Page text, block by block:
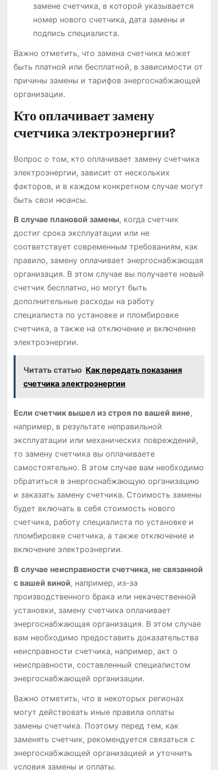
замене счетчика, в которой указывается
номер нового счетчика, дата замены и
подпись специалиста.
Важно отметить, что замена счетчика может
быть платной или бесплатной, в зависимости от
причины замены и тарифов энергоснабжающей
организации.
Кто оплачивает замену
счетчика электроэнергии?
Вопрос о том, кто оплачивает замену счетчика
электроэнергии, зависит от нескольких
факторов, и в каждом конкретном случае могут
быть свои нюансы.
В случае плановой замены, когда счетчик
достиг срока эксплуатации или не
соответствует современным требованиям, как
правило, замену оплачивает энергоснабжающая
организация. В этом случае вы получаете новый
счетчик бесплатно, но могут быть
дополнительные расходы на работу
специалиста по установке и пломбировке
счетчика, а также на отключение и включение
электроэнергии.
Читать статью Как передать показания
счетчика электроэнергии
Если счетчик вышел из строя по вашей вине,
например, в результате неправильной
эксплуатации или механических повреждений,
то замену счетчика вы оплачиваете
самостоятельно. В этом случае вам необходимо
обратиться в энергоснабжающую организацию
и заказать замену счетчика. Стоимость замены
будет включать в себя стоимость нового
счетчика, работу специалиста по установке и
пломбировке счетчика, а также отключение и
включение электроэнергии.
В случае неисправности счетчика, не связанной
с вашей виной, например, из-за
производственного брака или некачественной
установки, замену счетчика оплачивает
энергоснабжающая организация. В этом случае
вам необходимо предоставить доказательства
неисправности счетчика, например, акт о
неисправности, составленный специалистом
энергоснабжающей организации.
Важно отметить, что в некоторых регионах
могут действовать иные правила оплаты
замены счетчика. Поэтому перед тем, как
заменять счетчик, рекомендуется связаться с
энергоснабжающей организацией и уточнить
условия замены и оплаты.